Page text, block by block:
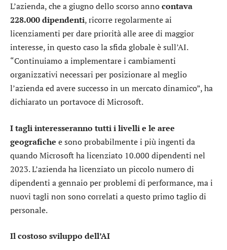
L’azienda, che a giugno dello scorso annocontava
228.000 dipendenti, ricorre regolarmente ai
licenziamenti per dare priorità alle aree di maggior
interesse, in questo caso la sfida globale è sull’AI.
“Continuiamo a implementare i cambiamenti
organizzativi necessari per posizionare al meglio
l’azienda ed avere successo in un mercato dinamico”, ha
dichiarato un portavoce di Microsoft.
I tagli interesseranno tutti i livelli e le aree
geografiche e sono probabilmente i più ingenti da
quando Microsoft ha licenziato 10.000 dipendenti nel
2023. L’azienda ha licenziato un piccolo numero di
dipendenti a gennaio per problemi di performance, ma i
nuovi tagli non sono correlati a questo primo taglio di
personale.
Il costoso sviluppo dell’AI